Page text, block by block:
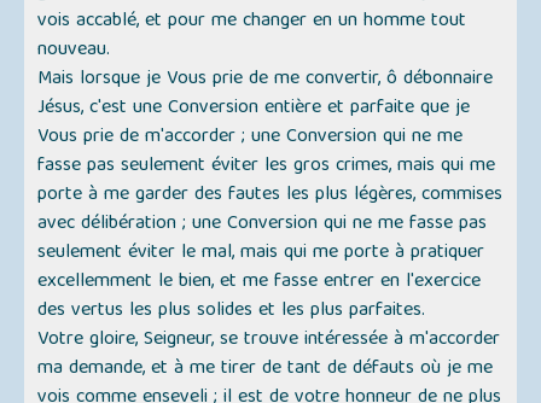
vois accablé, et pour me changer en un homme tout
nouveau.
Mais lorsque je Vous prie de me convertir, ô débonnaire
Jésus, c'est une Conversion entière et parfaite que je
Vous prie de m'accorder ; une Conversion qui ne me
fasse pas seulement éviter les gros crimes, mais qui me
porte à me garder des fautes les plus légères, commises
avec délibération ; une Conversion qui ne me fasse pas
seulement éviter le mal, mais qui me porte à pratiquer
excellemment le bien, et me fasse entrer en l'exercice
des vertus les plus solides et les plus parfaites.
Votre gloire, Seigneur, se trouve intéressée à m'accorder
ma demande, et à me tirer de tant de défauts où je me